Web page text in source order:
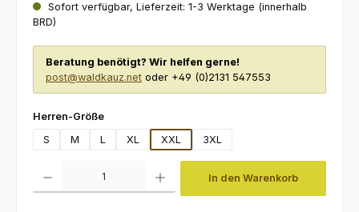
Sofort verfügbar, Lieferzeit: 1-3 Werktage (innerhalb
BRD)
Beratung benötigt? Wir helfen gerne!
post@waldkauz.net oder +49 (0)2131 547553
Herren-Größeauswählen
S
M L XL XXL 3XL
In den Warenkorb